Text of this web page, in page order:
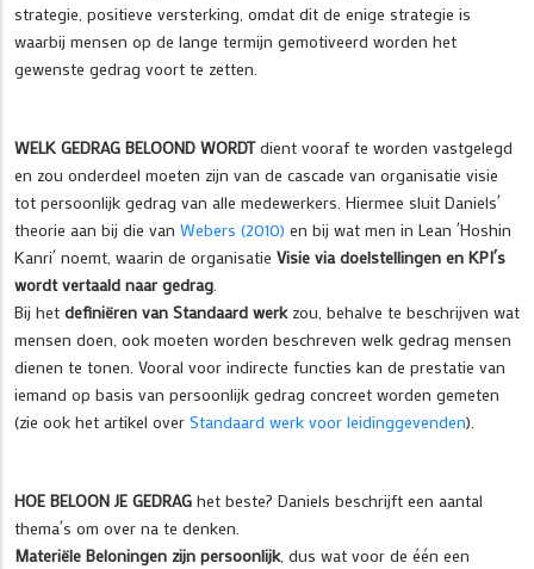
strategie, positieve versterking, omdat dit de enige strategie is
waarbij mensen op de lange termijn gemotiveerd worden het
gewenste gedrag voort te zetten.
WELK GEDRAG BELOOND WORDTdient vooraf te worden vastgelegd
en zou onderdeel moeten zijn van de cascade van organisatie visie
tot persoonlijk gedrag van alle medewerkers. Hiermee sluit Daniels´
theorie aan bij die van Webers (2010) en bij wat men in Lean ´Hoshin
Kanri´ noemt, waarin de organisatie Visie via doelstellingen en KPI´s
wordt vertaald naar gedrag
Bij het definiëren van Standaard werkzou, behalve te beschrijven wat
mensen doen, ook moeten worden beschreven welk gedrag mensen
dienen te tonen. Vooral voor indirecte functies kan de prestatie van
iemand op basis van persoonlijk gedrag concreet worden gemeten
(zie ook het artikel over Standaard werk voor leidinggevenden).
HOE BELOON JE GEDRAG het beste? Daniels beschrijft een aantal
thema´s om over na te denken.
Materiële Beloningen zijn persoonlijk, dus wat voor de één een